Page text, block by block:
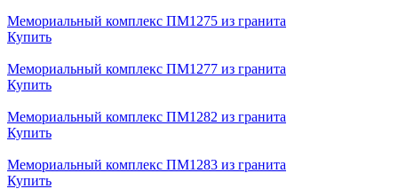
Мемориальный комплекс ПМ1275 из гранита
Купить
Мемориальный комплекс ПМ1277 из гранита
Купить
Мемориальный комплекс ПМ1282 из гранита
Купить
Мемориальный комплекс ПМ1283 из гранита
Купить